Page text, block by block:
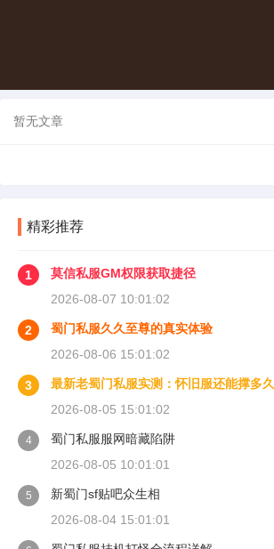
暂无文章
精彩推荐
1
莫信私服GM权限获取捷径
2026-08-07 10:01:02
2
蜀门私服久久至尊的真实体验
2026-08-06 15:01:02
3
最新老蜀门私服实测：怀旧服还能撑多久
2026-08-05 15:01:02
4
蜀门私服服网暗藏陷阱
2026-08-05 10:01:01
5
新蜀门sf贴吧众生相
2026-08-04 15:01:01